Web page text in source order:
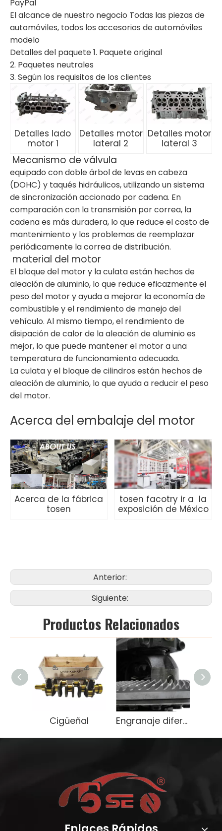
PayPal
El alcance de nuestro negocio Todas las piezas de
automóviles, todos los accesorios de automóviles
modelo
Detalles del paquete 1. Paquete original
2. Paquetes neutrales
3. Según los requisitos de los clientes
Detalles lado
motor 1
Detalles motor
lateral 2
Detalles motor
lateral 3
Mecanismo de válvula
equipado con doble árbol de levas en cabeza
(DOHC) y taqués hidráulicos, utilizando un sistema
de sincronización accionado por cadena. En
comparación con la transmisión por correa, la
cadena es más duradera, lo que reduce el costo de
mantenimiento y los problemas de reemplazar
periódicamente la correa de distribución.
material del motor
El bloque del motor y la culata están hechos de
aleación de aluminio, lo que reduce eficazmente el
peso del motor y ayuda a mejorar la economía de
combustible y el rendimiento de manejo del
vehículo. Al mismo tiempo, el rendimiento de
disipación de calor de la aleación de aluminio es
mejor, lo que puede mantener el motor a una
temperatura de funcionamiento adecuada.
La culata y el bloque de cilindros están hechos de
aleación de aluminio, lo que ayuda a reducir el peso
del motor.
Acerca del embalaje del motor
Acerca de la fábrica
tosen
tosen facotry ir a la
exposición de México
Anterior:
Siguiente:
Productos Relacionados
Cigüeñal Engranaje diferencial de servicio pesado OEM 9071666